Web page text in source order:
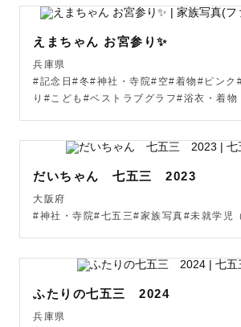
えまちゃん お宮参り✨
兵庫県
#記念日#冬#神社・寺院#空#着物#ピンク
り#こども#ベストラブグラフ#浴衣・着物
だいちゃん 七五三 2023
大阪府
#神社・寺院#七五三#家族写真#未就学児
ふたりの七五三 2024
兵庫県